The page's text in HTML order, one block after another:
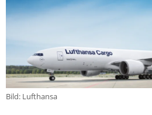
Bild: Lufthansa